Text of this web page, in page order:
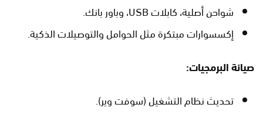
شواحن أصلية، كابلات USB، وباور بانك.
إكسسوارات مبتكرة مثل الحوامل والتوصيلات الذكية.
صيانة البرمجيات:
تحديث نظام التشغيل (سوفت وير).